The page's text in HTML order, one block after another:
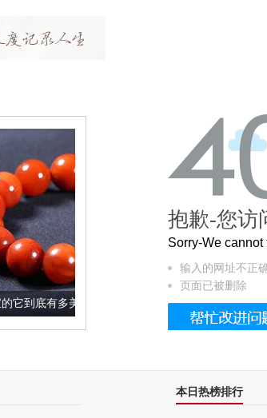
这个3.2米的长卷，
抱歉-您访
Sorry-We cannot
输入的网址不正
页面已被删除
本日热榜排行